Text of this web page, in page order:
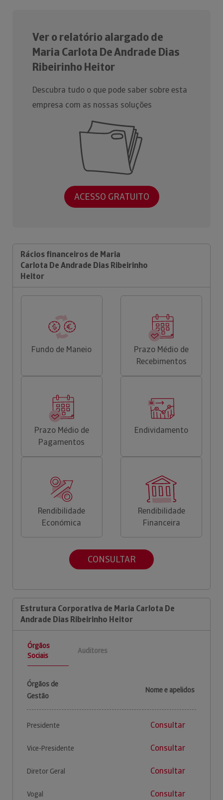
Ver o relatório alargado de
Maria Carlota De Andrade Dias
Ribeirinho Heitor
Descubra tudo o que pode saber sobre esta
empresa com as nossas soluções
ACESSO GRATUITO
Rácios financeiros de Maria
Carlota De Andrade Dias Ribeirinho
Heitor
Fundo de Maneio
Prazo Médio de
Recebimentos
Prazo Médio de
Pagamentos
Endividamento
Rendibilidade
Económica
Rendibilidade
Financeira
CONSULTAR
Estrutura Corporativa de Maria Carlota De
Andrade Dias Ribeirinho Heitor
Órgãos
Sociais
Auditores
Órgãos de
Gestão
Nome e apelidos
Presidente Consultar
Vice-Presidente Consultar
Diretor Geral Consultar
Vogal Consultar